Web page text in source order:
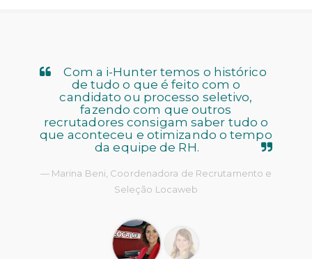
Com a i-Hunter temos o histórico
de tudo o que é feito com o
candidato ou processo seletivo,
fazendo com que outros
recrutadores consigam saber tudo o
que aconteceu e otimizando o tempo
da equipe de RH.
Marina Beni, Coordenadora de Recrutamento e
Seleção Locaweb